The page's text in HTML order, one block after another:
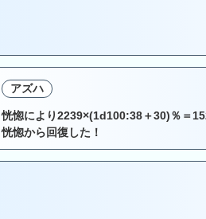
アズハ
恍惚により2239×(1d100:38＋30)％＝
恍惚から回復した！